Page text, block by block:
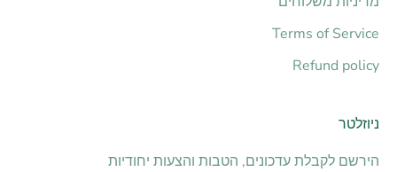
Terms of Service
Refund policy
ניוזלטר
הירשם לקבלת עדכונים, הטבות והצעות יחודיות